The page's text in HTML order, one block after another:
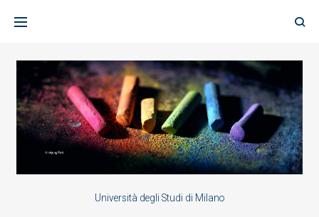
Università degli Studi di Milano